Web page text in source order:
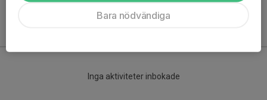
Inga aktiviteter inbokade
Bara nödvändiga